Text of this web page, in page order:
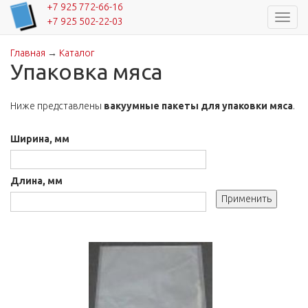
+7 925 772-66-16
+7 925 502-22-03
Вы здесь
Главная → Каталог
Упаковка мяса
Ниже представлены вакуумные пакеты для упаковки мяса.
Ширина, мм
Длина, мм